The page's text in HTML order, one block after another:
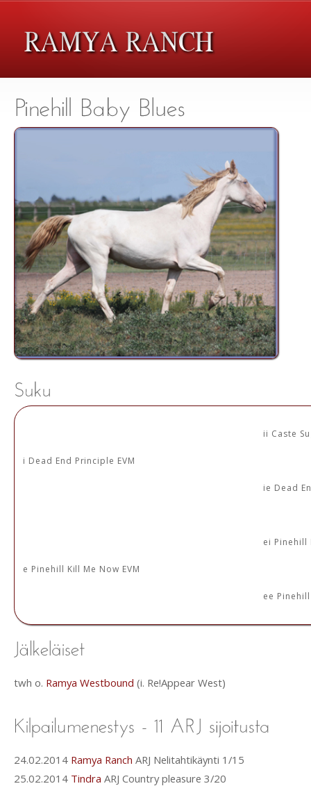
i Dead End Principle EVM
ii Caste
ie Dead
e Pinehill Kill Me Now EVM
ei Pinehill
ee
twh o. Ramya Westbound (i. Re!Appear West)
24.02.2014 Ramya Ranch ARJ Nelitahtikäynti 1/15
25.02.2014 Tindra ARJ Country pleasure 3/20